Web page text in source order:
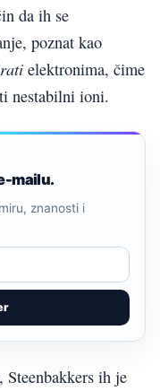
da ih se
poznat kao
elektronima, čime
nestabilni ioni.
mailu.
znanosti i
ih je